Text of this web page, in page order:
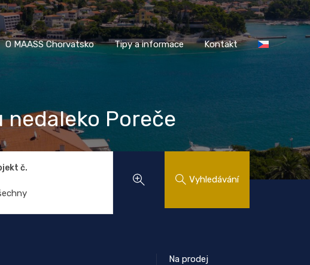
O MAASS Chorvatsko Tipy a informace Kontakt
O MAASS Chorvatsko Tipy a informace Kontakt
Poreče
č.
Vyhledávání
Na prodej